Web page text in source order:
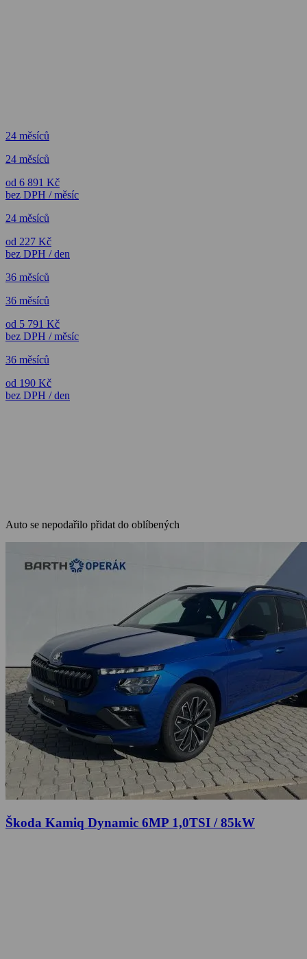
24 měsíců
24 měsíců
od 6 891 Kč
bez DPH / měsíc
24 měsíců
od 227 Kč
bez DPH / den
36 měsíců
36 měsíců
od 5 791 Kč
bez DPH / měsíc
36 měsíců
od 190 Kč
bez DPH / den
Auto se nepodařilo přidat do oblíbených
Škoda Kamiq Dynamic 6MP 1,0TSI / 85kW